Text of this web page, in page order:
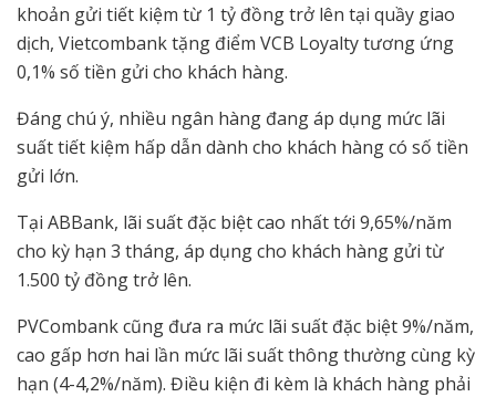
khoản gửi tiết kiệm từ 1 tỷ đồng trở lên tại quầy giao
dịch, Vietcombank tặng điểm VCB Loyalty tương ứng
0,1% số tiền gửi cho khách hàng.
Đáng chú ý, nhiều ngân hàng đang áp dụng mức lãi
suất tiết kiệm hấp dẫn dành cho khách hàng có số tiền
gửi lớn.
Tại ABBank, lãi suất đặc biệt cao nhất tới 9,65%/năm
cho kỳ hạn 3 tháng, áp dụng cho khách hàng gửi từ
1.500 tỷ đồng trở lên.
PVCombank cũng đưa ra mức lãi suất đặc biệt 9%/năm,
cao gấp hơn hai lần mức lãi suất thông thường cùng kỳ
hạn (4-4,2%/năm). Điều kiện đi kèm là khách hàng phải